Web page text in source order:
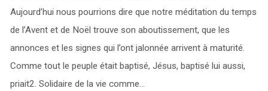
Aujourd’hui nous pourrions dire que notre méditation du temps
de l’Avent et de Noël trouve son aboutissement, que les
annonces et les signes qui l’ont jalonnée arrivent à maturité.
Comme tout le peuple était baptisé, Jésus, baptisé lui aussi,
priait2. Solidaire de la vie comme…